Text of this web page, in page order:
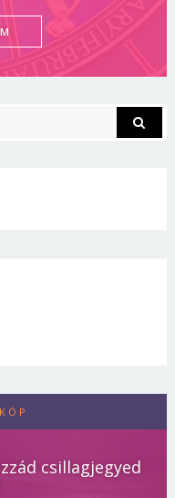
csillagjegyed